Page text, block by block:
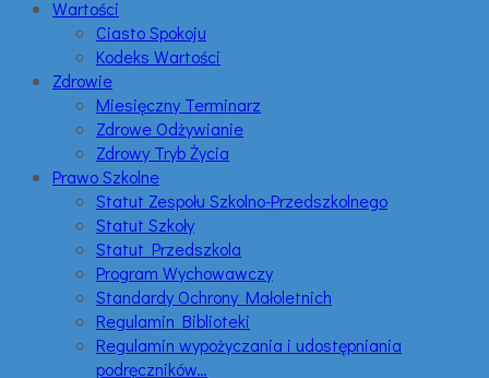
Wartości
Ciasto Spokoju
Kodeks Wartości
Zdrowie
Miesięczny Terminarz
Zdrowe Odżywianie
Zdrowy Tryb Życia
Prawo Szkolne
Statut Zespołu Szkolno-Przedszkolnego
Statut Szkoły
Statut Przedszkola
Program Wychowawczy
Standardy Ochrony Małoletnich
Regulamin Biblioteki
Regulamin wypożyczania i udostępniania
podręczników…